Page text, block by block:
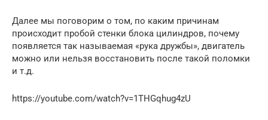
Далее мы поговорим о том, по каким причинам
происходит пробой стенки блока цилиндров, почему
появляется так называемая «рука дружбы», двигатель
можно или нельзя восстановить после такой поломки
и т.д.
https://youtube.com/watch?v=1THGqhug4zU